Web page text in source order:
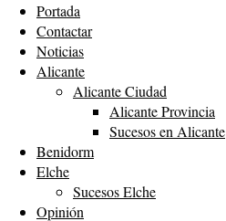
Portada
Contactar
Noticias
Alicante
Alicante Ciudad
Alicante Provincia
Sucesos en Alicante
Benidorm
Elche
Sucesos Elche
Opinión